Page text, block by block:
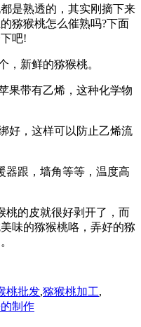
是熟透的，其实刚摘下来
猕猴桃怎么催熟吗?下面
吧!
，新鲜的猕猴桃。
果带有乙烯，这种化学物
好，这样可以防止乙烯流
器跟，墙角等等，温度高
桃的皮就很好剥开了，而
味的猕猴桃咯，弄好的猕
桃批发,猕猴桃加工,
制作